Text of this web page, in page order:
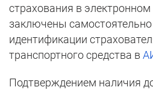
страхования в
заключены самостоятельно
идентификации
транспортного средства в
Подтверждением наличия